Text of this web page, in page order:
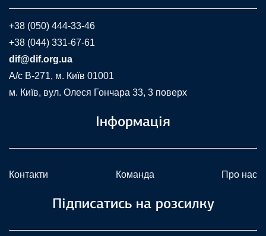
+38 (050) 444-33-46
+38 (044) 331-67-61
dif@dif.org.ua
A/c В-271, м. Київ 01001
м. Київ, вул. Олеся Гончара 33, 3 поверх
Інформація
Контакти Команда Про нас
Підписатись на розсилку